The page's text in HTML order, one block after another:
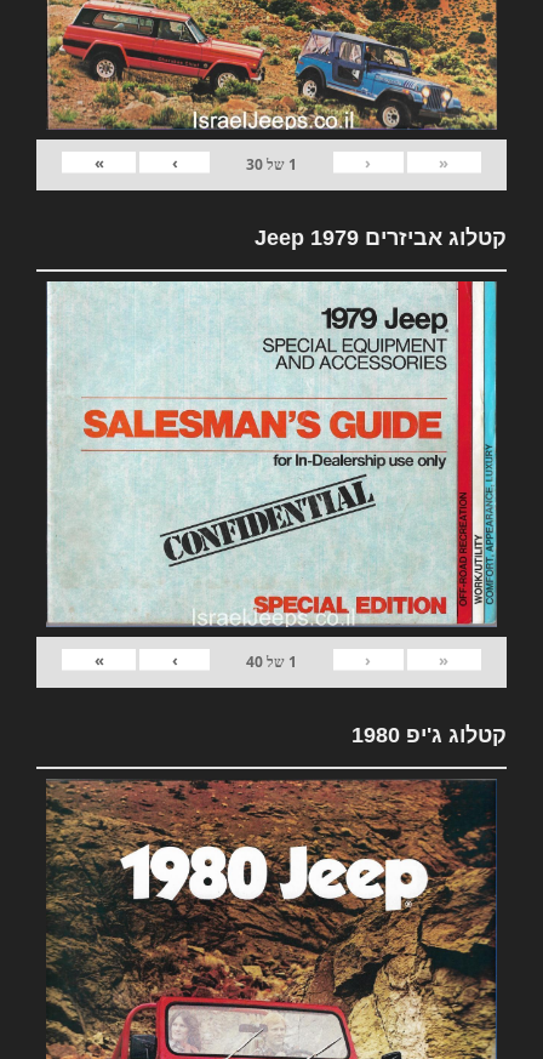
«
‹
1 של30
›
»
קטלוג אביזרים 1979 Jeep
«
‹
1 של40
›
»
קטלוג ג'יפ 1980